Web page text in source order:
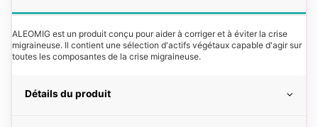
ALEOMIG est un produit conçu pour aider à corriger et à éviter la crise
migraineuse. Il contient une sélection d'actifs végétaux capable d'agir sur
toutes les composantes de la crise migraineuse.
Détails du produit